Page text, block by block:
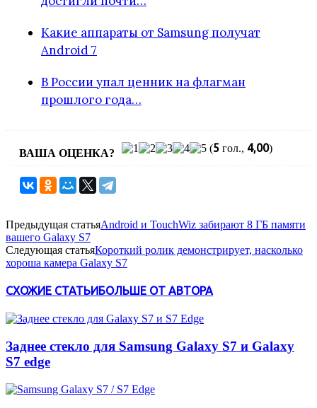
Какие аппараты от Samsung получат
Android 7
В России упал ценник на флагман
прошлого года…
ВАША ОЦЕНКА? (5 гол., 4,00)
Предыдущая статьяAndroid и TouchWiz забирают 8 ГБ памяти
вашего Galaxy S7
Следующая статьяКороткий ролик демонстрирует, насколько
хороша камера Galaxy S7
СХОЖИЕ СТАТЬИБОЛЬШЕ ОТ АВТОРА
Заднее стекло для Samsung Galaxy S7 и Galaxy
S7 edge